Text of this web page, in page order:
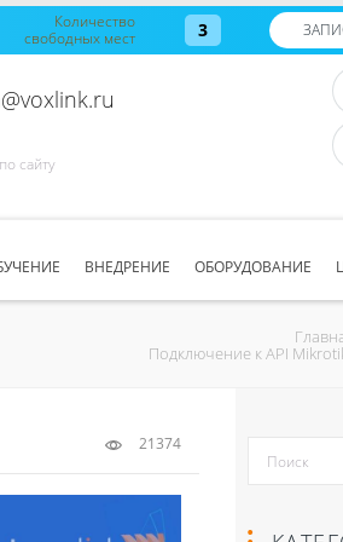
Количество
свободных мест
3
ВНЕДРЕНИЕ ОБОРУДОВАНИЕ
Подключение к API
21374